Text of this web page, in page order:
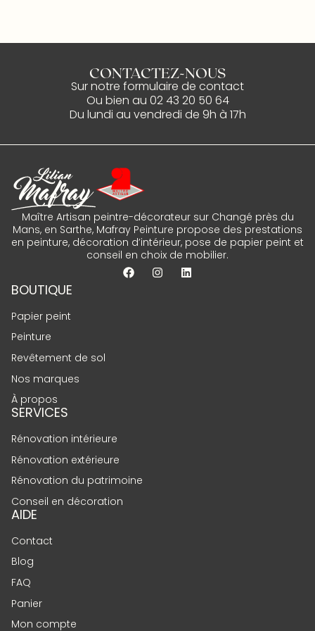
CONTACTEZ-NOUS
Sur notre formulaire de contact
Ou bien au 02 43 20 50 64
Du lundi au vendredi de 9h à 17h
Maître Artisan peintre-décorateur sur Changé près du
Mans, en Sarthe, Mafray Peinture propose des prestations
en peinture, décoration d’intérieur, pose de papier peint et
conseil en choix de mobilier.
BOUTIQUE
Papier peint
Peinture
Revêtement de sol
Nos marques
À propos
SERVICES
Rénovation intérieure
Rénovation extérieure
Rénovation du patrimoine
Conseil en décoration
AIDE
Contact
Blog
FAQ
Panier
Mon compte